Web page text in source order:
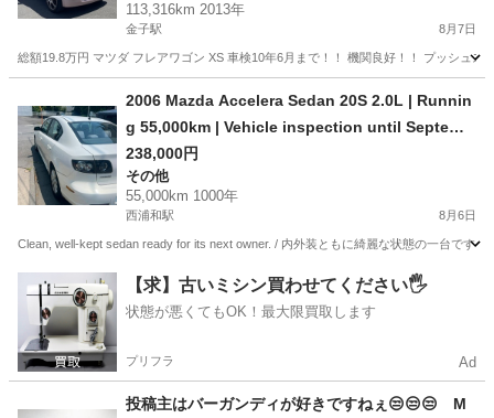
113,316km 2013年
金子駅 8月7日
総額19.8万円 マツダ フレアワゴン XS 車検10年6月まで！！ 機関良好！！ プッシュ
2006 Mazda Accelera Sedan 20S 2.0L | Runnin
g 55,000km | Vehicle inspection until Septemb
er 2027 - 250,000 yen
238,000円
その他
55,000km 1000年
西浦和駅 8月6日
Clean, well-kept sedan ready for its next owner. / 内外装ともに綺麗な状態の一台です
埼玉 戸田市 西浦和駅 その他
【求】古いミシン買わせてください🖐️
状態が悪くてもOK！最大限買取します
プリフラ Ad
投稿主はバーガンディが好きですねぇ😒😒😒 M